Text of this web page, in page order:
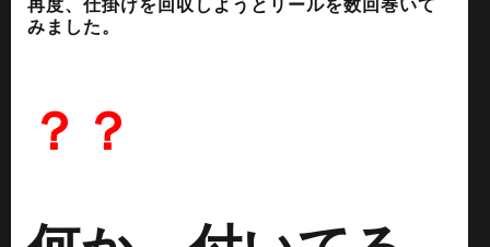
再度、仕掛けを回収しようとリールを数回巻いて
みました。
？？